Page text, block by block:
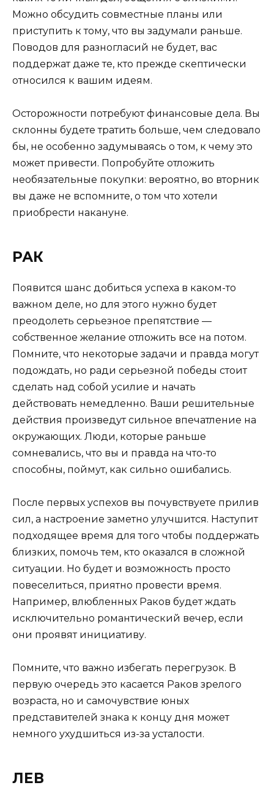
Можно обсудить совместные планы или
приступить к тому, что вы задумали раньше.
Поводов для разногласий не будет, вас
поддержат даже те, кто прежде скептически
относился к вашим идеям.
Осторожности потребуют финансовые дела. Вы
склонны будете тратить больше, чем следовало
бы, не особенно задумываясь о том, к чему это
может привести. Попробуйте отложить
необязательные покупки: вероятно, во вторник
вы даже не вспомните, о том что хотели
приобрести накануне.
РАК
Появится шанс добиться успеха в каком-то
важном деле, но для этого нужно будет
преодолеть серьезное препятствие —
собственное желание отложить все на потом.
Помните, что некоторые задачи и правда могут
подождать, но ради серьезной победы стоит
сделать над собой усилие и начать
действовать немедленно. Ваши решительные
действия произведут сильное впечатление на
окружающих. Люди, которые раньше
сомневались, что вы и правда на что-то
способны, поймут, как сильно ошибались.
После первых успехов вы почувствуете прилив
сил, а настроение заметно улучшится. Наступит
подходящее время для того чтобы поддержать
близких, помочь тем, кто оказался в сложной
ситуации. Но будет и возможность просто
повеселиться, приятно провести время.
Например, влюбленных Раков будет ждать
исключительно романтический вечер, если
они проявят инициативу.
Помните, что важно избегать перегрузок. В
первую очередь это касается Раков зрелого
возраста, но и самочувствие юных
представителей знака к концу дня может
немного ухудшиться из-за усталости.
ЛЕВ